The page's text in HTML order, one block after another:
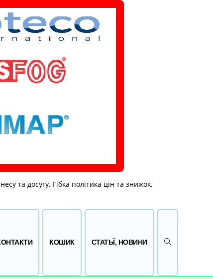
та досугу. Гібка політика цін та знижок,
КОШИК СТАТЬЇ, НОВИНИ ПЕРЕМКНУТИ